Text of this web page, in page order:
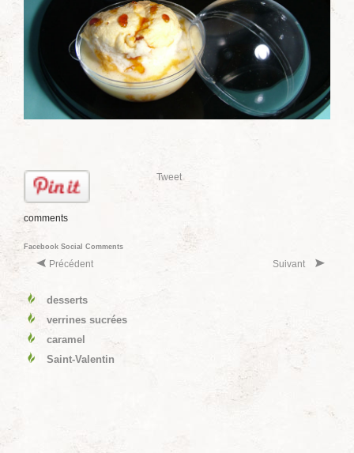
Tweet
comments
Facebook Social Comments
Précédent Suivant
desserts
verrines sucrées
caramel
Saint-Valentin